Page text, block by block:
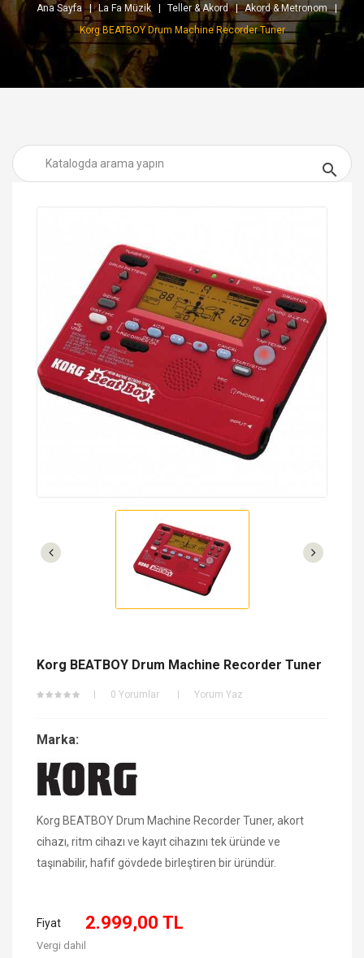
Ana Sayfa La Fa Müzik Teller & Akord
Akord & Metronom
Korg BEATBOY Drum Machine Recorder Tuner

Korg BEATBOY Drum Machine Recorder Tuner
0 Yorumlar Yorum Yaz
Marka:
Korg BEATBOY Drum Machine Recorder Tuner, akort
cihazı, ritm cihazı ve kayıt cihazını tek üründe ve
taşınabilir, hafif gövdede birleştiren bir üründür.
Fiyat 2.999,00 TL
Vergi dahil